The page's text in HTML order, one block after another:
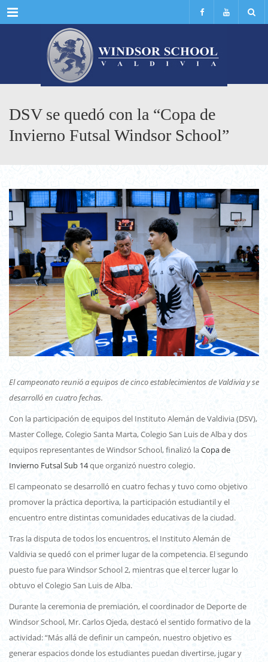
Menu
DSV se quedó con la “Copa de
Invierno Futsal Windsor School”
El campeonato reunió a equipos de cinco establecimientos de Valdivia y se
desarrolló en cuatro fechas.
Con la participación de equipos del Instituto Alemán de Valdivia (DSV),
Master College, Colegio Santa Marta, Colegio San Luis de Alba y dos
equipos representantes de Windsor School, finalizó laCopa de
Invierno Futsal Sub 14que organizó nuestro colegio.
El campeonato se desarrolló en cuatro fechas y tuvo como objetivo
promover la práctica deportiva, la participación estudiantil y el
encuentro entre distintas comunidades educativas de la ciudad.
Tras la disputa de todos los encuentros, el Instituto Alemán de
Valdivia se quedó con el primer lugar de la competencia. El segundo
puesto fue para Windsor School 2, mientras que el tercer lugar lo
obtuvo el Colegio San Luis de Alba.
Durante la ceremonia de premiación, el coordinador de Deporte de
Windsor School, Mr. Carlos Ojeda, destacó el sentido formativo de la
actividad: “Más allá de definir un campeón, nuestro objetivo es
generar espacios donde los estudiantes puedan divertirse, jugar y